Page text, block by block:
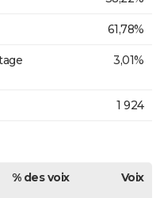
61,78%
3,01%
1 924
% des voix Voix